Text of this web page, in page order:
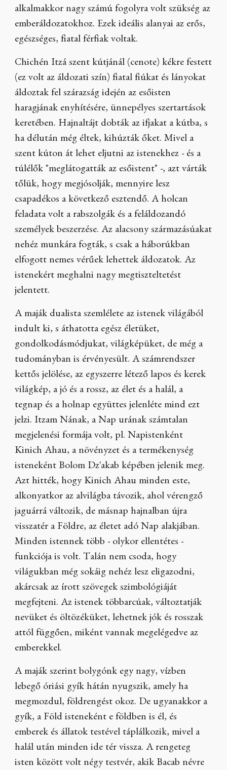
alkalmakkor nagy számú fogolyra volt szükség az
emberáldozatokhoz. Ezek ideális alanyai az erős,
egészséges, fiatal férfiak voltak.
Chichén Itzá szent kútjánál (cenote) kékre festett
(ez volt az áldozati szín) fiatal fiúkat és lányokat
áldoztak fel szárazság idején az esőisten
haragjának enyhítésére, ünnepélyes szertartások
keretében. Hajnaltájt dobták az ifjakat a kútba, s
ha délután még éltek, kihúzták őket. Mivel a
szent kúton át lehet eljutni az istenekhez - és a
túlélők "meglátogatták az esőistent" -, azt várták
tőlük, hogy megjósolják, mennyire lesz
csapadékos a következő esztendő. A holcan
feladata volt a rabszolgák és a feláldozandó
személyek beszerzése. Az alacsony származásúakat
nehéz munkára fogták, s csak a háborúkban
elfogott nemes vérűek lehettek áldozatok. Az
istenekért meghalni nagy megtiszteltetést
jelentett.
A maják dualista szemlélete az istenek világából
indult ki, s áthatotta egész életüket,
gondolkodásmódjukat, világképüket, de még a
tudományban is érvényesült. A számrendszer
kettős jelölése, az egyszerre létező lapos és kerek
világkép, a jó és a rossz, az élet és a halál, a
tegnap és a holnap együttes jelenléte mind ezt
jelzi. Itzam Nának, a Nap urának számtalan
megjelenési formája volt, pl. Napistenként
Kinich Ahau, a növényzet és a termékenység
isteneként Bolom Dz'akab képében jelenik meg.
Azt hitték, hogy Kinich Ahau minden este,
alkonyatkor az alvilágba távozik, ahol vérengző
jaguárrá változik, de másnap hajnalban újra
visszatér a Földre, az életet adó Nap alakjában.
Minden istennek több - olykor ellentétes -
funkciója is volt. Talán nem csoda, hogy
világukban még sokáig nehéz lesz eligazodni,
akárcsak az írott szövegek szimbológiáját
megfejteni. Az istenek többarcúak, változtatják
nevüket és öltözéküket, lehetnek jók és rosszak
attól függően, miként vannak megelégedve az
emberekkel.
A maják szerint bolygónk egy nagy, vízben
lebegő óriási gyík hátán nyugszik, amely ha
megmozdul, földrengést okoz. De ugyanakkor a
gyík, a Föld isteneként e földben is él, és
emberek és állatok testével táplálkozik, mivel a
halál után minden ide tér vissza. A rengeteg
isten között volt négy testvér, akik Bacab névre